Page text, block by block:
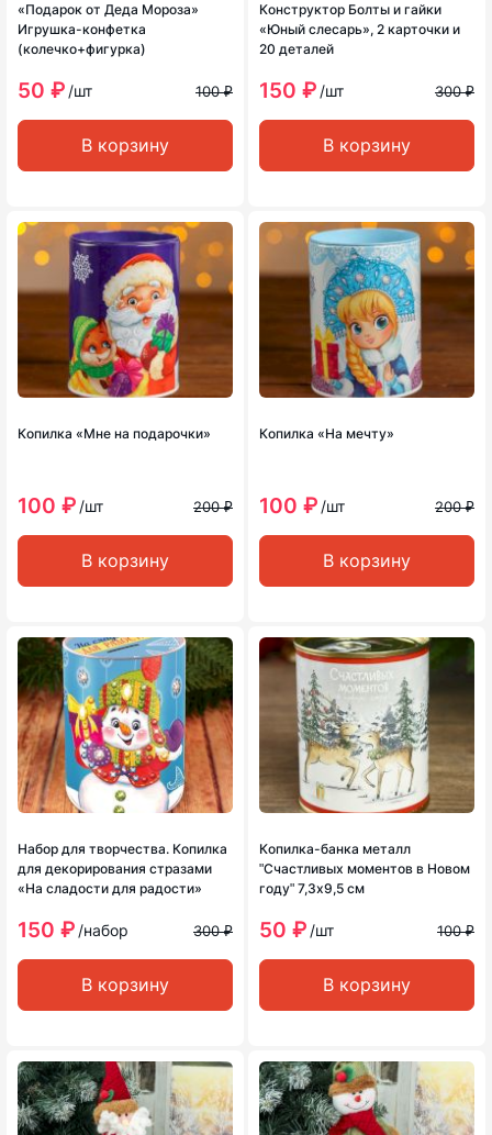
«Подарок от Деда Мороза»
Игрушка-конфетка
(колечко+фигурка)
50 ₽ /шт 100 ₽
В корзину
Конструктор Болты и гайки
«Юный слесарь», 2 карточки и
20 деталей
150 ₽ /шт 300 ₽
В корзину
Копилка «Мне на подарочки»
100 ₽ /шт 200 ₽
В корзину
Копилка «На мечту»
100 ₽ /шт 200 ₽
В корзину
Набор для творчества. Копилка
для декорирования стразами
«На сладости для радости»
150 ₽ /набор 300 ₽
В корзину
Копилка-банка металл
ʺСчастливых моментов в Новом
годуʺ 7,3х9,5 см
50 ₽ /шт 100 ₽
В корзину